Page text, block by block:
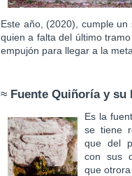
Este año, (2020), cumple
quien a falta del último
empujón para llegar a la
≈ Fuente Quiñoría y su
Es la
se tiene
que del
con sus
que